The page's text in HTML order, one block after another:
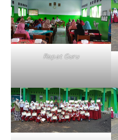
Rapat Guru